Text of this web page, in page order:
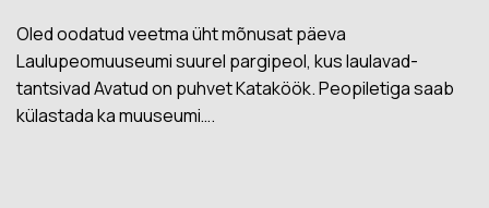
Oled oodatud veetma üht mõnusat päeva
Laulupeomuuseumi suurel pargipeol, kus laulavad-
tantsivad Avatud on puhvet Kataköök. Peopiletiga saab
külastada ka muuseumi….